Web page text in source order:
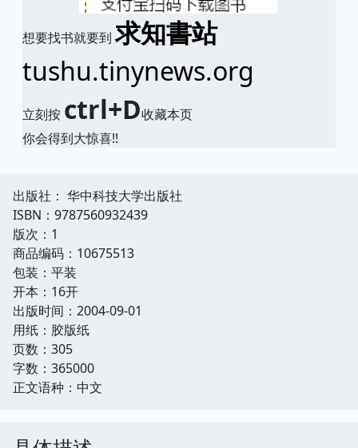
想要找书就要到求知書站
tushu.tinynews.org
立刻按 ctrl+D收藏本页
你会得到大惊喜!!
出版社： 华中科技大学出版社
ISBN：9787560932439
版次：1
商品编码：10675513
包装：平装
开本：16开
出版时间：2004-09-01
用纸：胶版纸
页数：305
字数：365000
正文语种：中文